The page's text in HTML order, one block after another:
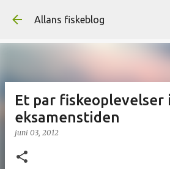
Gå videre til
Allans fiskeblog
Et par fiskeoplevelser i
eksamenstiden
juni 03, 2012